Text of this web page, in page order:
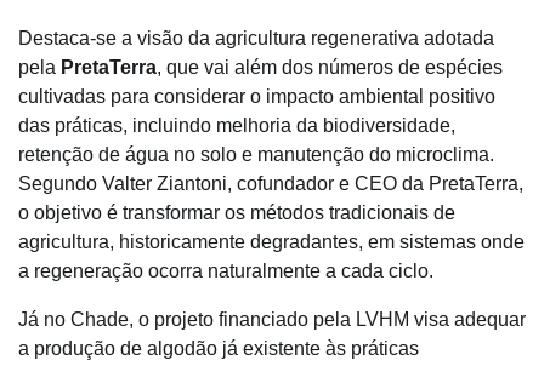
Destaca-se a visão da agricultura regenerativa adotada
pela PretaTerra, que vai além dos números de espécies
cultivadas para considerar o impacto ambiental positivo
das práticas, incluindo melhoria da biodiversidade,
retenção de água no solo e manutenção do microclima.
Segundo Valter Ziantoni, cofundador e CEO da PretaTerra,
o objetivo é transformar os métodos tradicionais de
agricultura, historicamente degradantes, em sistemas onde
a regeneração ocorra naturalmente a cada ciclo.
Já no Chade, o projeto financiado pela LVHM visa adequar
a produção de algodão já existente às práticas